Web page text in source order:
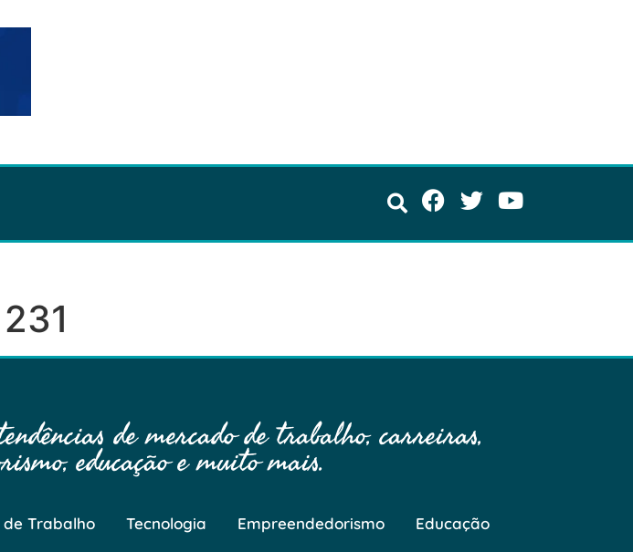
de mercado de trabalho, carreiras,
educação e muito mais.
de Trabalho Tecnologia Empreendedorismo Educação